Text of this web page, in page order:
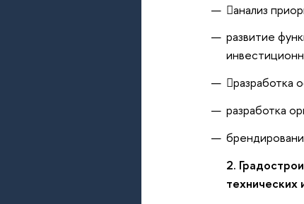
анализ
развитие
разработка
разработка
2.